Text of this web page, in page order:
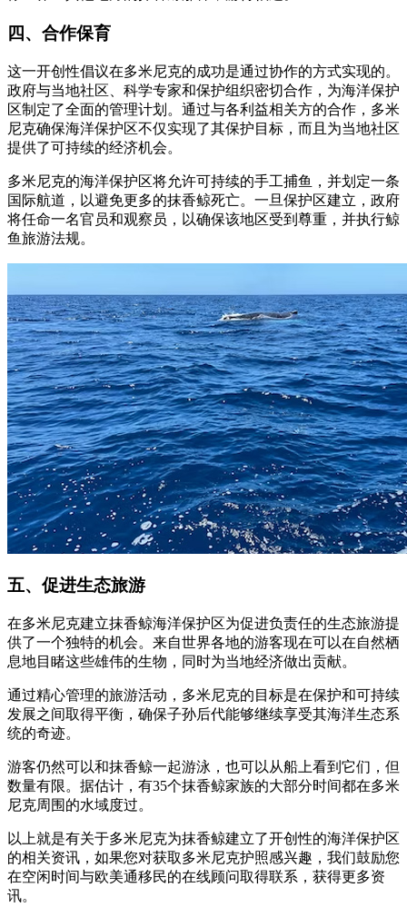
四、合作保育
这一开创性倡议在多米尼克的成功是通过协作的方式实现的。
政府与当地社区、科学专家和保护组织密切合作，为海洋保护
区制定了全面的管理计划。通过与各利益相关方的合作，多米
尼克确保海洋保护区不仅实现了其保护目标，而且为当地社区
提供了可持续的经济机会。
多米尼克的海洋保护区将允许可持续的手工捕鱼，并划定一条
国际航道，以避免更多的抹香鲸死亡。一旦保护区建立，政府
将任命一名官员和观察员，以确保该地区受到尊重，并执行鲸
鱼旅游法规。
五、促进生态旅游
在多米尼克建立抹香鲸海洋保护区为促进负责任的生态旅游提
供了一个独特的机会。来自世界各地的游客现在可以在自然栖
息地目睹这些雄伟的生物，同时为当地经济做出贡献。
通过精心管理的旅游活动，多米尼克的目标是在保护和可持续
发展之间取得平衡，确保子孙后代能够继续享受其海洋生态系
统的奇迹。
游客仍然可以和抹香鲸一起游泳，也可以从船上看到它们，但
数量有限。据估计，有35个抹香鲸家族的大部分时间都在多米
尼克周围的水域度过。
以上就是有关于多米尼克为抹香鲸建立了开创性的海洋保护区
的相关资讯，如果您对获取多米尼克护照感兴趣，我们鼓励您
在空闲时间与欧美通移民的在线顾问取得联系，获得更多资
讯。